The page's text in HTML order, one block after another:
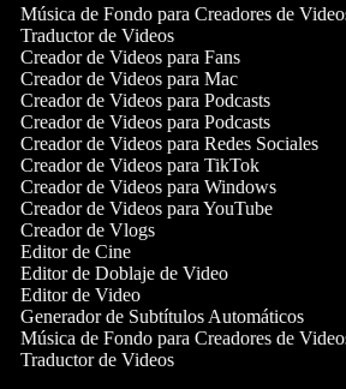
Música de Fondo para Creadores de Videos
Traductor de Videos
Creador de Videos para Fans
Creador de Videos para Mac
Creador de Videos para Podcasts
Creador de Videos para Podcasts
Creador de Videos para Redes Sociales
Creador de Videos para TikTok
Creador de Videos para Windows
Creador de Videos para YouTube
Creador de Vlogs
Editor de Cine
Editor de Doblaje de Video
Editor de Video
Generador de Subtítulos Automáticos
Música de Fondo para Creadores de Videos
Traductor de Videos